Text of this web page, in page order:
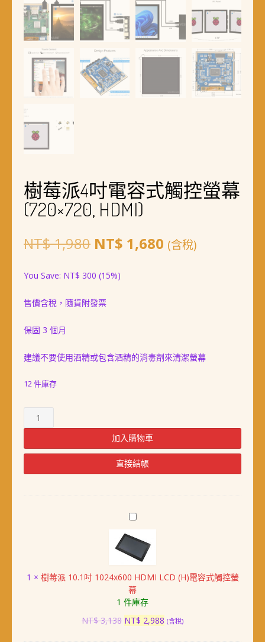
樹莓派4吋電容式觸控螢幕
(720×720, HDMI)
NT$1,980 原
價
格：
NT$ 1,680 目
(含稅)
You Save: NT$ 300 (15%)
售價含稅，隨貨附發票
保固 3 個月
建議不要使用酒精或包含酒精的消毒劑來清潔螢幕
12 件庫存
4
電
HDMI)
加入購物車
直接結帳
樹
派
10.1
吋
1024x600
HDMI
LCD
(H)
電
1 × 樹莓派 10.1吋 1024x600 HDMI LCD (H)電容式觸控螢
幕
1 件庫存
NT$3,138 原
NT$ 2,988 目
(含稅)